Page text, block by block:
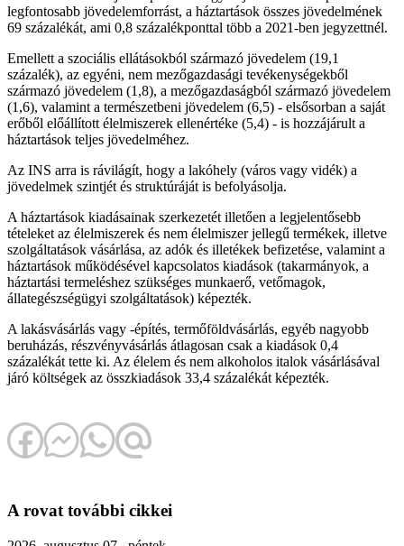
legfontosabb jövedelemforrást, a háztartások összes jövedelmének
69 százalékát, ami 0,8 százalékponttal több a 2021-ben jegyzettnél.
Emellett a szociális ellátásokból származó jövedelem (19,1
százalék), az egyéni, nem mezőgazdasági tevékenységekből
származó jövedelem (1,8), a mezőgazdaságból származó jövedelem
(1,6), valamint a természetbeni jövedelem (6,5) - elsősorban a saját
erőből előállított élelmiszerek ellenértéke (5,4) - is hozzájárult a
háztartások teljes jövedelméhez.
Az INS arra is rávilágít, hogy a lakóhely (város vagy vidék) a
jövedelmek szintjét és struktúráját is befolyásolja.
A háztartások kiadásainak szerkezetét illetően a legjelentősebb
tételeket az élelmiszerek és nem élelmiszer jellegű termékek, illetve
szolgáltatások vásárlása, az adók és illetékek befizetése, valamint a
háztartások működésével kapcsolatos kiadások (takarmányok, a
háztartási termeléshez szükséges munkaerő, vetőmagok,
állategészségügyi szolgáltatások) képezték.
A lakásvásárlás vagy -építés, termőföldvásárlás, egyéb nagyobb
beruházás, részvényvásárlás átlagosan csak a kiadások 0,4
százalékát tette ki. Az élelem és nem alkoholos italok vásárlásával
járó költségek az összkiadások 33,4 százalékát képezték.
A rovat további cikkei